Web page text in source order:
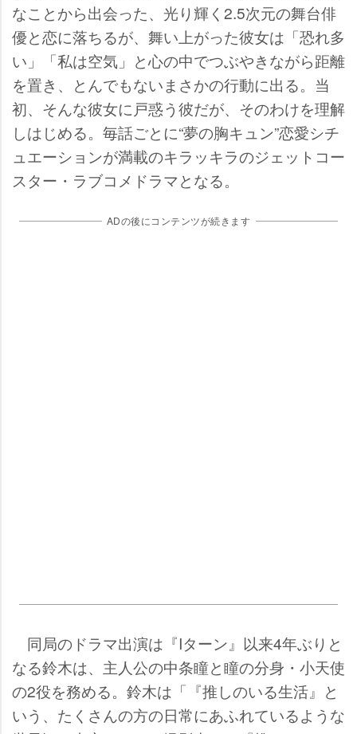
なことから出会った、光り輝く2.5次元の舞台俳
優と恋に落ちるが、舞い上がった彼女は「恐れ多
い」「私は空気」と心の中でつぶやきながら距離
を置き、とんでもないまさかの行動に出る。当
初、そんな彼女に戸惑う彼だが、そのわけを理解
しはじめる。毎話ごとに“夢の胸キュン”恋愛シチ
ュエーションが満載のキラッキラのジェットコー
スター・ラブコメドラマとなる。
ADの後にコンテンツが続きます
同局のドラマ出演は『Iターン』以来4年ぶりと
なる鈴木は、主人公の中条瞳と瞳の分身・小天使
の2役を務める。鈴木は「『推しのいる生活』と
いう、たくさんの方の日常にあふれているような